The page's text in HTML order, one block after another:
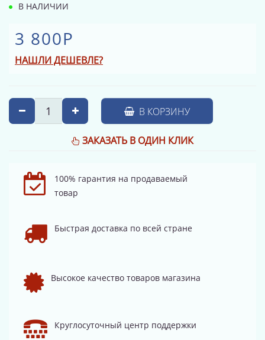
В НАЛИЧИИ
3 800Р
НАШЛИ ДЕШЕВЛЕ?
В КОРЗИНУ
ЗАКАЗАТЬ В ОДИН КЛИК
100% гарантия на продаваемый
товар
Быстрая доставка по всей стране
Высокое качество товаров магазина
Круглосуточный центр поддержки